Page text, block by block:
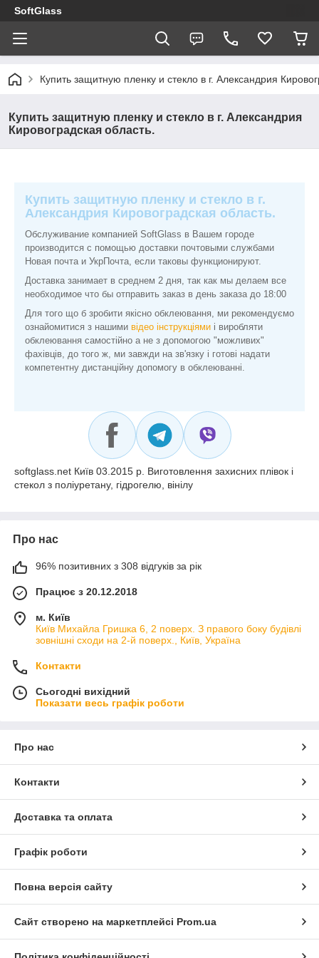
SoftGlass
Купить защитную пленку и стекло в г. Александрия
Купить защитную пленку и стекло в г. Александрия
Кировоградская область.
Купить защитную пленку и стекло в г.
Александрия Кировоградская область.
Обслуживание компанией SoftGlass в Вашем городе
производится с помощью доставки почтовыми службами
Новая почта и УкрПочта, если таковы функционируют.
Доставка занимает в среднем 2 дня, так как мы делаем все
необходимое что бы отправить заказ в день заказа до 18:00
Для того що б зробити якісно обклеювання, ми рекомендуємо
ознайомитися з нашими відео інструкціями і виробляти
обклеювання самостійно а не з допомогою "можливих"
фахівців, до того ж, ми завжди на зв'язку і готові надати
компетентну дистанційну допомогу в обклеюванні.
softglass.net Київ 03.2015 р. Виготовлення захисних плівок і
стекол з поліуретану, гідрогелю, вінілу
Про нас
96% позитивних з 308 відгуків за рік
Працює з 20.12.2018
м. Київ
Київ Михайла Гришка 6, 2 поверх. З правого боку будівлі
зовнішні сходи на 2-й поверх., Київ, Україна
Контакти
Сьогодні вихідний
Показати весь графік роботи
Про нас
Контакти
Доставка та оплата
Графік роботи
Повна версія сайту
Сайт створено на маркетплейсі Prom.ua